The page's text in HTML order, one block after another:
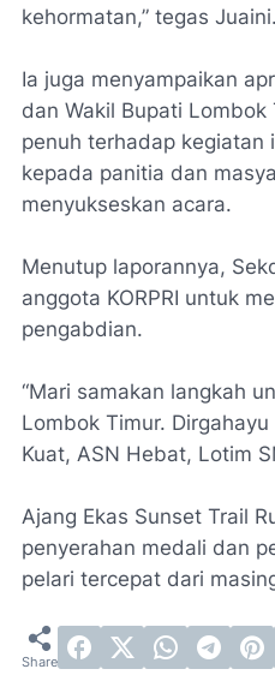
kehormatan,” tegas Juaini.
Ia juga menyampaikan
dan Wakil Bupati
penuh terhadap
kepada panitia dan
menyukseskan acara.
Menutup laporannya,
anggota KORPRI untuk
pengabdian.
“Mari samakan langkah
Lombok Timur. Dirgahayu
Kuat, ASN Hebat, Lotim
Ajang Ekas Sunset Trail
penyerahan medali dan
pelari tercepat dari